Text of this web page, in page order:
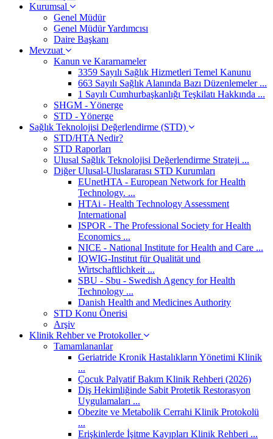
Kurumsal
Genel Müdür
Genel Müdür Yardımcısı
Daire Başkanı
Mevzuat
Kanun ve Kararnameler
3359 Sayılı Sağlık Hizmetleri Temel Kanunu
663 Sayılı Sağlık Alanında Bazı Düzenlemeler ...
1 Sayılı Cumhurbaşkanlığı Teşkilatı Hakkında ...
SHGM - Yönerge
STD - Yönerge
Sağlık Teknolojisi Değerlendirme (STD)
STD/HTA Nedir?
STD Raporları
Ulusal Sağlık Teknolojisi Değerlendirme Strateji ...
Diğer Ulusal-Uluslararası STD Kurumları
EUnetHTA - European Network for Health
Technology. ...
HTAi - Health Technology Assessment
International
ISPOR - The Professional Society for Health
Economics ...
NICE - National Institute for Health and Care ...
IQWIG-Institut für Qualität und
Wirtschaftlichkeit ...
SBU - Sbu - Swedish Agency for Health
Technology ...
Danish Health and Medicines Authority
STD Konu Önerisi
Arşiv
Klinik Rehber ve Protokoller
Tamamlananlar
Geriatride Kronik Hastalıkların Yönetimi Klinik
...
Çocuk Palyatif Bakım Klinik Rehberi (2026)
Diş Hekimliğinde Sabit Protetik Restorasyon
Uygulamaları ...
Obezite ve Metabolik Cerrahi Klinik Protokolü
...
Erişkinlerde İşitme Kayıpları Klinik Rehberi ...